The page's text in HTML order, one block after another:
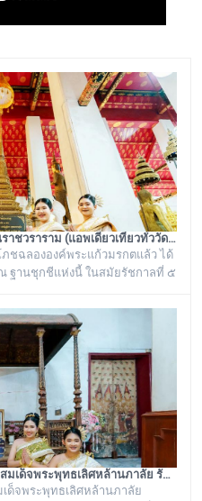
บทที่ 11.1 พระจุฬามณีเจดีย์ วัดอรุณราชวราราม (แอพเดียวเที่ยวทั่ววัดอรุณ)
ชฉลององค์พระแก้วมรกตแล้ว ได้
ฐานชุกชีแห่งนี้ ในสมัยรัชกาลที่ ๕
เขี้ยวแก้ว” พระจุฬามณีเจดีย์องค์นี้
ม ที่ชาวบ้านในละแวกนี้ให้ความ
จนมาถึงยุคปัจ
บทที่ 11.2 พระแท่นบรรทม พระบาทสมเด็จพระพุทธเลิศหล้านภาลัย รัชกาลที่ ๒ วัดอรุณราชวราราม (แอพเดียวเที่ยวทั่ววัดอรุณ)
ด็จพระพุทธเลิศหล้านภาลัย